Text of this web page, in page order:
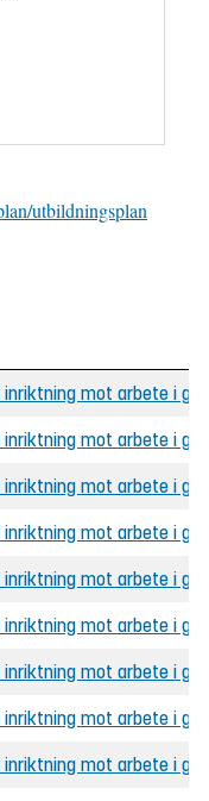
utbildningsplan
mot arbete i
mot arbete i
mot arbete i
mot arbete i
mot arbete i
mot arbete i
mot arbete i
mot arbete i
mot arbete i